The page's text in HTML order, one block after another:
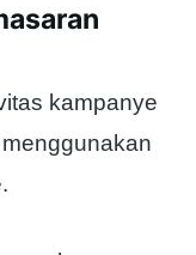
kampanye